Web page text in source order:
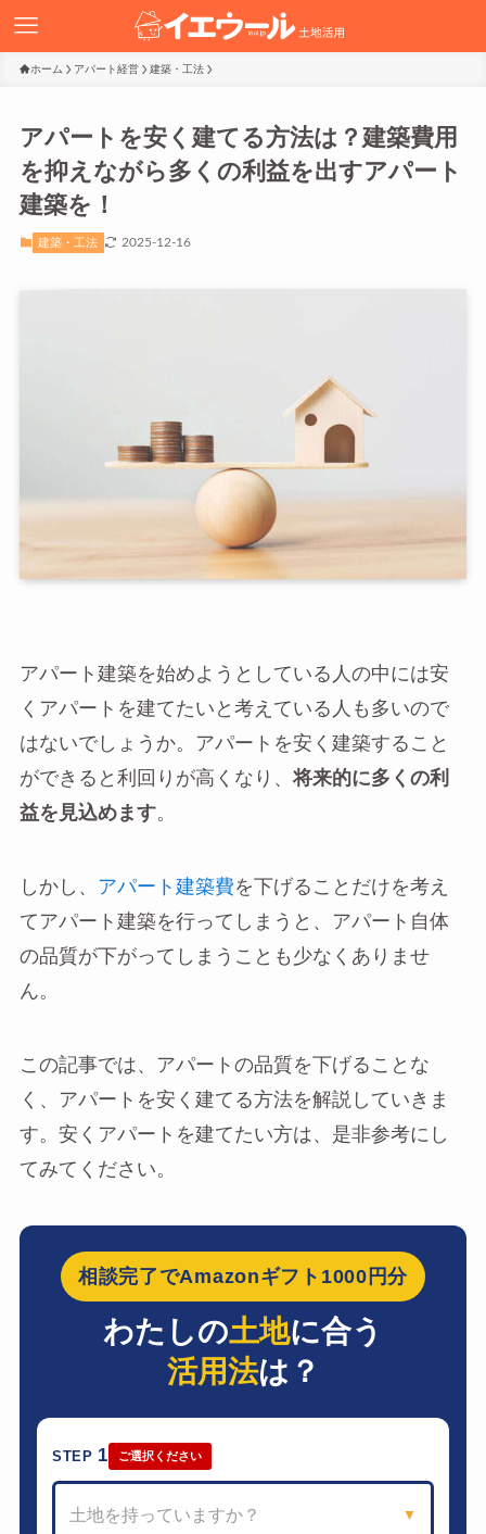
ホーム アパート経営 建築・工法
アパートを安く建てる方法は？建築費用
を抑えながら多くの利益を出すアパート
建築を！
建築・工法 2025-12-16
アパート建築を始めようとしている人の中には安
くアパートを建てたいと考えている人も多いので
はないでしょうか。アパートを安く建築すること
ができると利回りが高くなり、 将来的に多くの利
益を見込めます。
しかし、 アパート建築費を下げることだけを考え
てアパート建築を行ってしまうと、アパート自体
の品質が下がってしまうことも少なくありませ
ん。
この記事では、アパートの品質を下げることな
く、アパートを安く建てる方法を解説していきま
す。安くアパートを建てたい方は、是非参考にし
てみてください。
相談完了でAmazonギフト1000円分
わたしの土地に合う
活用法は？
STEP 1 ご選択ください
土地を持っていますか？ ▼